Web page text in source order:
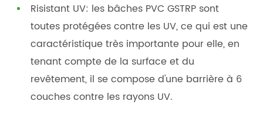
Risistant UV: les bâches PVC GSTRP sont
toutes protégées contre les UV, ce qui est une
caractéristique très importante pour elle, en
tenant compte de la surface et du
revêtement, il se compose d'une barrière à 6
couches contre les rayons UV.